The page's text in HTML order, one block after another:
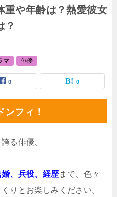
重や年齢は？熱愛彼女
？
マ 俳優
0 0
ンフィ！
る俳優、
、兵役、経歴まで、色々
りとお楽しみください。